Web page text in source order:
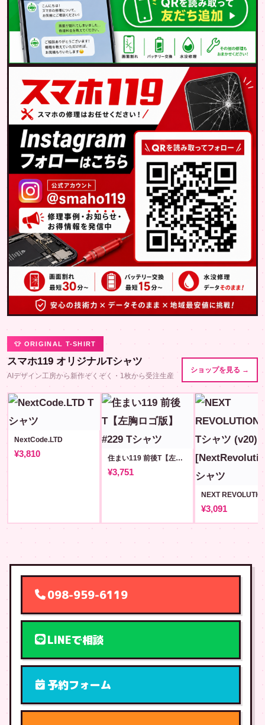
👕 ORIGINAL T-SHIRT
スマホ119 オリジナルTシャツ
AIデザイン工房から新作ぞくぞく・1枚から受注生産
ショップを見る →
NextCode.LTD
¥3,810 住まい119 前後T【左胸ロゴ版】#229
¥3,751
¥3,091
098-959-6119
LINEで相談
予約フォーム